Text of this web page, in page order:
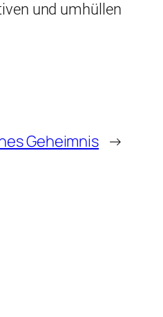
und umhüllen
Geheimnis →